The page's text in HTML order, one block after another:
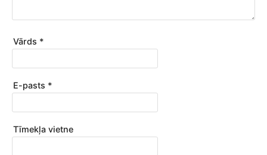
Vārds *
E-pasts *
Tīmekļa vietne